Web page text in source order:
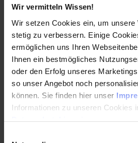
Wir vermitteln Wissen!
Wir setzen Cookies ein, um unsere
stetig zu verbessern. Einige
ermöglichen uns Ihren
Ihnen ein bestmögliches
oder den Erfolg unseres
so unser Angebot noch
können. Sie finden hier unser
Informationen zu unseren Cookies
Grundwasser, Erdreichwärme oder
Einen entscheidenden Anteil an
regenerativer Energien hat die
Wärmepumpentechnik.
Wahl, wenn es darum geht,
umweltschonende
Die Energie, die die Wärmepumpe
unbegrenzt zur Verfügung. Das
tragen aktiv zur Reduzierung des